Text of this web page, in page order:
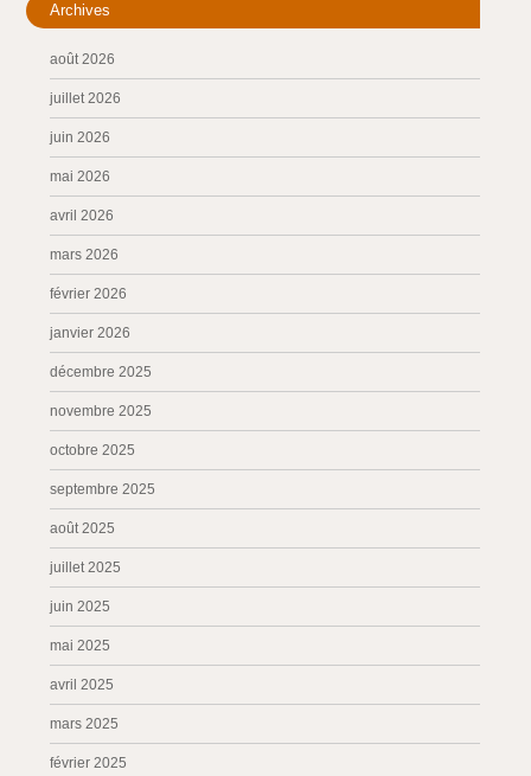
Archives
août 2026
juillet 2026
juin 2026
mai 2026
avril 2026
mars 2026
février 2026
janvier 2026
décembre 2025
novembre 2025
octobre 2025
septembre 2025
août 2025
juillet 2025
juin 2025
mai 2025
avril 2025
mars 2025
février 2025